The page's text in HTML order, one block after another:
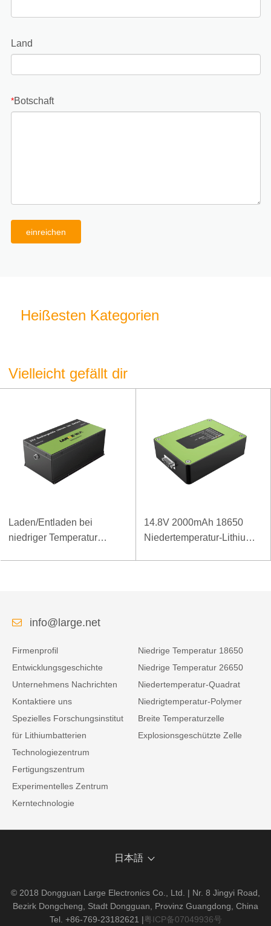
Land
*Botschaft
einreichen
Heißesten Kategorien
Vielleicht gefällt dir
Laden/Entladen bei
niedriger Temperatur
14.8V 2000mAh 18650
Niedertemperatur-Lithium-
info@large.net
Firmenprofil
Entwicklungsgeschichte
Unternehmens Nachrichten
Kontaktiere uns
Spezielles Forschungsinstitut
für Lithiumbatterien
Technologiezentrum
Fertigungszentrum
Experimentelles Zentrum
Kerntechnologie
Niedrige Temperatur 18650
Niedrige Temperatur 26650
Niedertemperatur-Quadrat
Niedrigtemperatur-Polymer
Breite Temperaturzelle
Explosionsgeschützte Zelle
日本語
© 2018 Dongguan Large Electronics Co., Ltd. | Nr. 8 Jingyi Road,
Bezirk Dongcheng, Stadt Dongguan, Provinz Guangdong, China
Tel. +86-769-23182621 |粤ICP备07049936号